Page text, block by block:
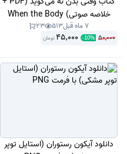
خلاصه صوتی) When the Body
Says No
7 ماه قبل 513
23
50,000
-10%
45,000 تومان
دانلود آیکون رستوران (استایل توپر